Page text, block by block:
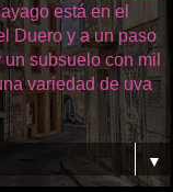
está en el
Duero y a un paso
subsuelo con mil
variedad de uva
▼